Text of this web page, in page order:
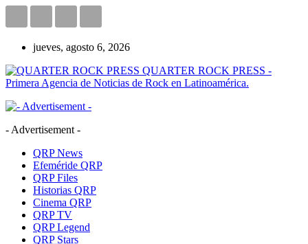
jueves, agosto 6, 2026
QUARTER ROCK PRESS -
Primera Agencia de Noticias de Rock en Latinoamérica.
- Advertisement -
QRP News
Efeméride QRP
QRP Files
Historias QRP
Cinema QRP
QRP TV
QRP Legend
QRP Stars